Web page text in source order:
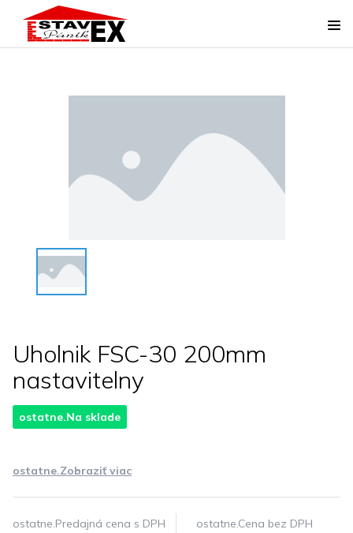
Uholnik FSC-30 200mm
nastavitelny
ostatne.Na sklade
ostatne.Zobraziť viac
ostatne.Predajná cena s DPH ostatne.Cena bez DPH